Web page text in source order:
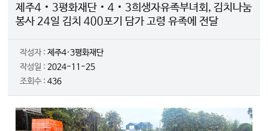
제주4‧3평화재단‧4‧3희생자유족부녀회, 김치나눔
봉사 24일 김치 400포기 담가 고령 유족에 전달
작성자 :제주4·3평화재단
작성일 : 2024-11-25
조회수 :436